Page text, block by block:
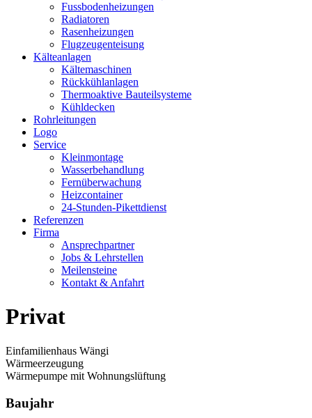
Fussbodenheizungen
Radiatoren
Rasenheizungen
Flugzeugenteisung
Kälteanlagen
Kältemaschinen
Rückkühlanlagen
Thermoaktive Bauteilsysteme
Kühldecken
Rohrleitungen
Logo
Service
Kleinmontage
Wasserbehandlung
Fernüberwachung
Heizcontainer
24-Stunden-Pikettdienst
Referenzen
Firma
Ansprechpartner
Jobs & Lehrstellen
Meilensteine
Kontakt & Anfahrt
Privat
Einfamilienhaus Wängi
Wärmeerzeugung
Wärmepumpe mit Wohnungslüftung
Baujahr